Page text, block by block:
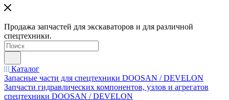
Продажа запчастей для экскаваторов и для различной
спецтехники.
Каталог
Запасные части для спецтехники DOOSAN / DEVELON
Запчасти гидравлических компонентов, узлов и агрегатов
спецтехники DOOSAN / DEVELON